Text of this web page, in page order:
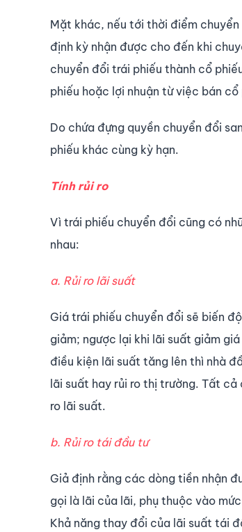
Mặt khác, nếu tới thời điểm
định kỳ nhận được cho đến khi
chuyển đổi trái phiếu thành cổ
phiếu hoặc lợi nhuận từ việc bán
Do chứa đựng quyền chuyển đổi
phiếu khác cùng kỳ hạn.
Tính rủi ro
Vì trái phiếu chuyển đổi cũng có
nhau:
a. Rủi ro lãi suất
Giá trái phiếu chuyển đổi sẽ biến
giảm; ngược lại khi lãi suất giảm
điều kiện lãi suất tăng lên thì nhà
lãi suất hay rủi ro thị trường. Tất
ro lãi suất.
b. Rủi ro tái đầu tư
Giả định rằng các dòng tiền nhận
gọi là lãi của lãi, phụ thuộc vào
Khả năng thay đổi của lãi suất tái